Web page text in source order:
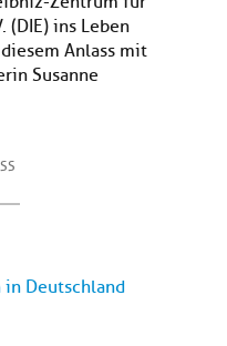
(DIE) ins Leben
Anlass mit
Susanne
Deutschland